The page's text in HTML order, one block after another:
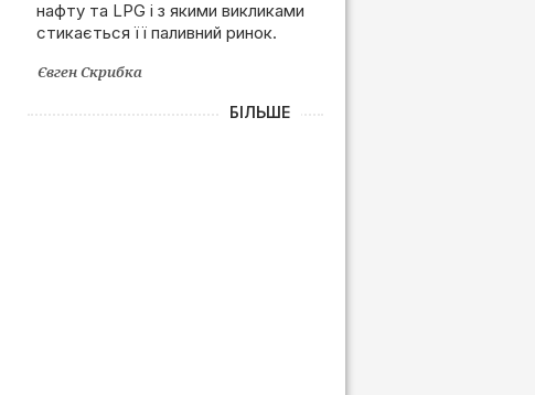
залежності від РФ
нафту та LPG і з якими викликами
стикається її паливний ринок.
Євген Скрибка
БІЛЬШЕ